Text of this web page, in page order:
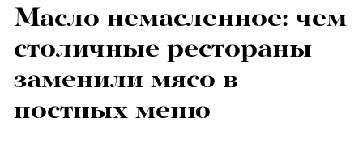
Масло немасленное: чем
столичные рестораны
заменили мясо в
постных меню